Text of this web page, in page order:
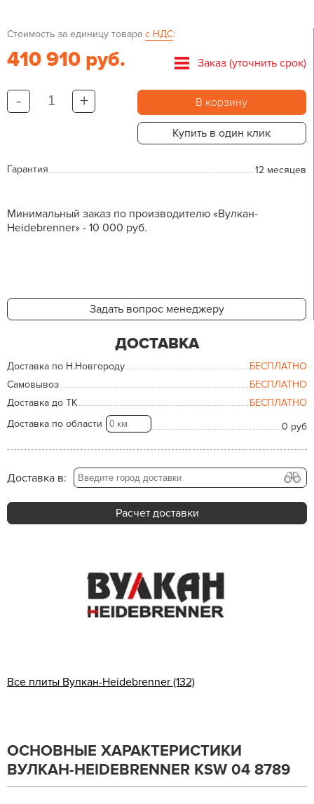
Стоимость за единицу товара с НДС:
410 910 руб. Заказ (уточнить срок)
- + В корзину
Купить в один клик
Гарантия 12 месяцев
Минимальный заказ по производителю «Вулкан-
Heidebrenner» - 10 000 руб.
Задать вопрос менеджеру
ДОСТАВКА
Доставка по Н.Новгороду
БЕСПЛАТНО
Самовывоз
БЕСПЛАТНО
Доставка до ТК
БЕСПЛАТНО
Доставка по области
0 руб
Доставка в:
Расчет доставки
Все плиты Вулкан-Heidebrenner (132)
ОСНОВНЫЕ ХАРАКТЕРИСТИКИ
ВУЛКАН-HEIDEBRENNER KSW 04 8789